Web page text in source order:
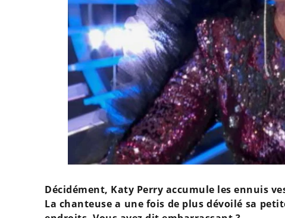
Décidément, Katy Perry accumule les ennuis
La chanteuse a une fois de plus dévoilé sa